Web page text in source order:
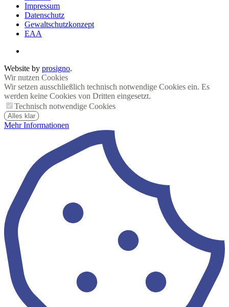
Impressum
Datenschutz
Gewaltschutzkonzept
EAA
Website by prosigno.
Wir nutzen Cookies
Wir setzen ausschließlich technisch notwendige Cookies ein. Es
werden keine Cookies von Dritten eingesetzt.
Technisch notwendige Cookies
Alles klar
Mehr Informationen